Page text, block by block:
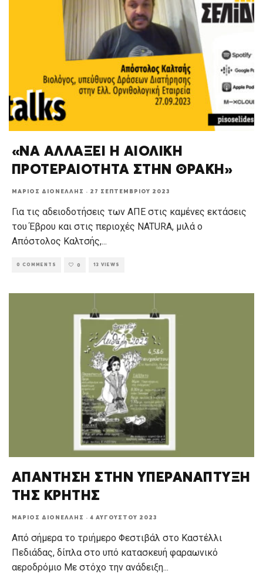
«ΝΑ ΑΛΛΑΞΕΙ Η ΑΙΟΛΙΚΗ
ΠΡΟΤΕΡΑΙΟΤΗΤΑ ΣΤΗΝ ΘΡΑΚΗ»
ΜΆΡΙΟΣ ΔΙΟΝΈΛΛΗΣ · 27 ΣΕΠΤΕΜΒΡΊΟΥ 2023
Για τις αδειοδοτήσεις των ΑΠΕ στις καμένες εκτάσεις
του Έβρου και στις περιοχές NATURA, μιλά ο
Απόστολος Καλτσής,...
0 COMMENTS 0 13 VIEWS
ΑΠΑΝΤΗΣΗ ΣΤΗΝ ΥΠΕΡΑΝΑΠΤΥΞΗ
ΤΗΣ ΚΡΗΤΗΣ
ΜΆΡΙΟΣ ΔΙΟΝΈΛΛΗΣ · 4 ΑΥΓΟΎΣΤΟΥ 2023
Από σήμερα το τριήμερο Φεστιβάλ στο Καστέλλι
Πεδιάδας, δίπλα στο υπό κατασκευή φαραωνικό
αεροδρόμιο Με στόχο την ανάδειξη...